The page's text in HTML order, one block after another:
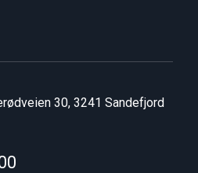
30, 3241 Sandefjord